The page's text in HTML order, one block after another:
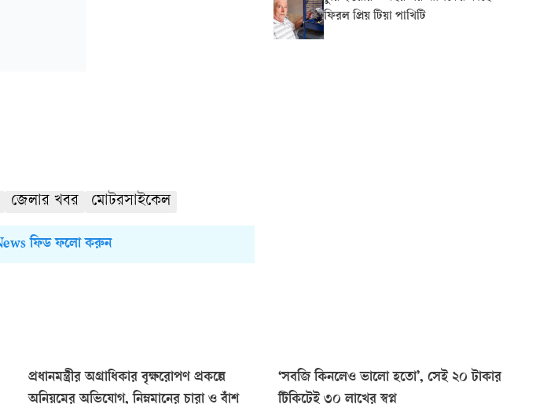
জেলার খবর মোটরসাইকেল
ফিড ফলো করুন
ফিরল প্রিয় টিয়া পাখিটি
প্রধানমন্ত্রীর অগ্রাধিকার বৃক্ষরোপণ প্রকল্পে
অনিয়মের অভিযোগ, নিম্নমানের চারা ও বাঁশ
‘সবজি কিনলেও ভালো হতো’, সেই ২০ টাকার
টিকিটেই ৩০ লাখের স্বপ্ন